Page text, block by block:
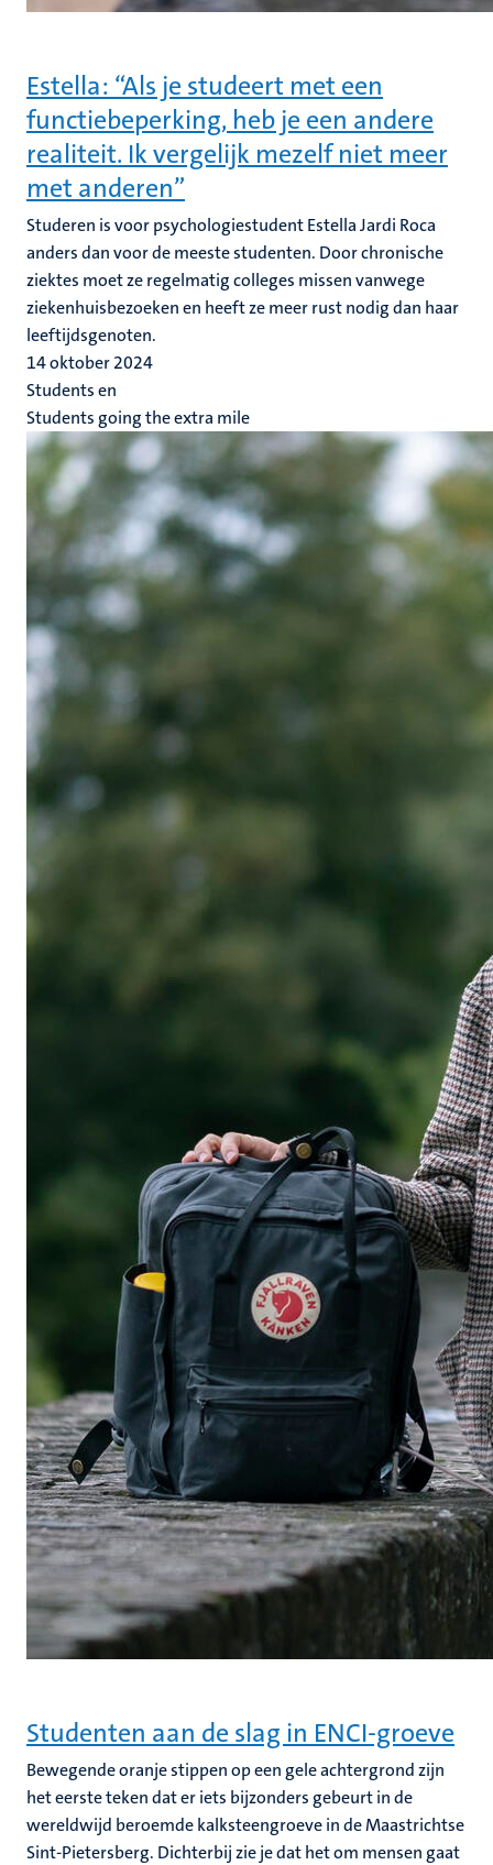
Estella: “Als je studeert met een
functiebeperking, heb je een andere
realiteit. Ik vergelijk mezelf niet meer
met anderen”
Studeren is voor psychologiestudent Estella Jardi Roca
anders dan voor de meeste studenten. Door chronische
ziektes moet ze regelmatig colleges missen vanwege
ziekenhuisbezoeken en heeft ze meer rust nodig dan haar
leeftijdsgenoten.
14 oktober 2024
Students en
Students going the extra mile
Studenten aan de slag in ENCI-groeve
Bewegende oranje stippen op een gele achtergrond zijn
het eerste teken dat er iets bijzonders gebeurt in de
wereldwijd beroemde kalksteengroeve in de Maastrichtse
Sint-Pietersberg. Dichterbij zie je dat het om mensen gaat